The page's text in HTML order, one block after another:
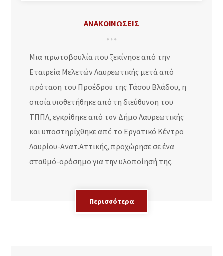
ΑΝΑΚΟΙΝΩΣΕΙΣ
Μια πρωτοβουλία που ξεκίνησε από την
Εταιρεία Μελετών Λαυρεωτικής μετά από
πρόταση του Προέδρου της Τάσου Βλάδου, η
οποία υιοθετήθηκε από τη διεύθυνση του
ΤΠΠΛ, εγκρίθηκε από τον Δήμο Λαυρεωτικής
και υποστηρίχθηκε από το Εργατικό Κέντρο
Λαυρίου-Ανατ.Αττικής, προχώρησε σε ένα
σταθμό-ορόσημο για την υλοποίησή της.
Περισσότερα